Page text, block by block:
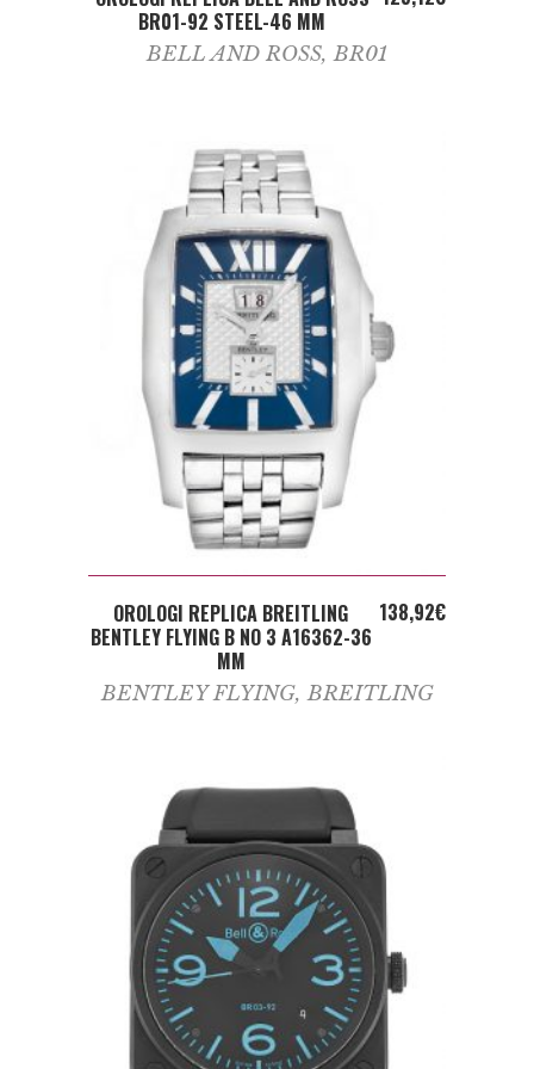
BR01-92 STEEL-46 MM
BELL AND ROSS,BR01
ADD TO CART
OROLOGI REPLICA BREITLING
BENTLEY FLYING B NO 3 A16362-36
MM
138,92€
BENTLEY FLYING,BREITLING